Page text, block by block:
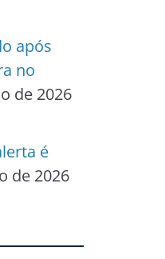
após
no
de 2026
é
de 2026